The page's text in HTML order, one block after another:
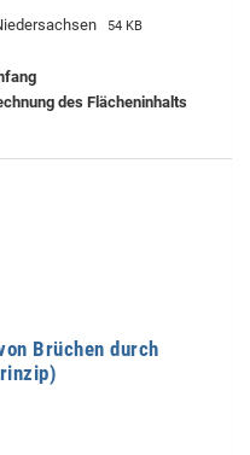
54 KB
des Flächeninhalts
Brüchen durch